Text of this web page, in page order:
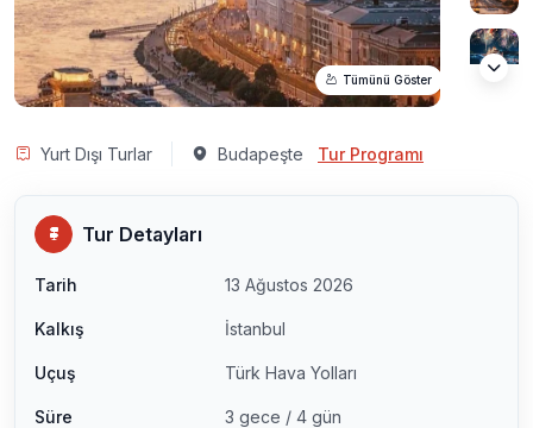
Tümünü Göster
Yurt Dışı Turlar Budapeşte Tur Programı
Tur Detayları
Tarih 13 Ağustos 2026
Kalkış İstanbul
Uçuş Türk Hava Yolları
Süre 3 gece / 4 gün